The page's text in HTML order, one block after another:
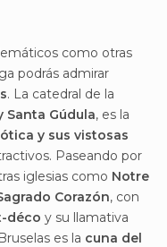
como otras
podrás admirar
. La catedral de la
Santa Gúdula, es la
y sus vistosas
Paseando por
iglesias como Notre
Corazón, con
déco y su llamativa
es la cuna del